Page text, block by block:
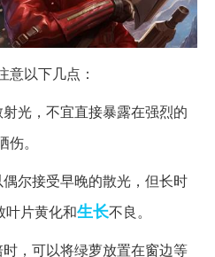
意以下几点：
光，不宜直接暴露在强烈的
。
尔接受早晚的散光，但长时
叶片黄化和生长不良。
，可以将绿萝放置在窗边等